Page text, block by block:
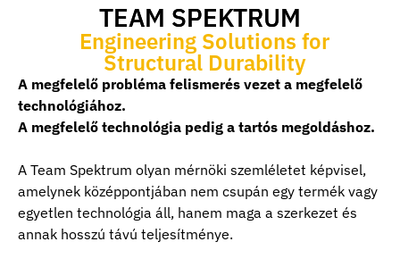
TEAM SPEKTRUM
Engineering Solutions for
Structural Durability
A megfelelő probléma felismerés vezet a megfelelő
technológiához.
A megfelelő technológia pedig a tartós megoldáshoz.
A Team Spektrum olyan mérnöki szemléletet képvisel,
amelynek középpontjában nem csupán egy termék vagy
egyetlen technológia áll, hanem maga a szerkezet és
annak hosszú távú teljesítménye.